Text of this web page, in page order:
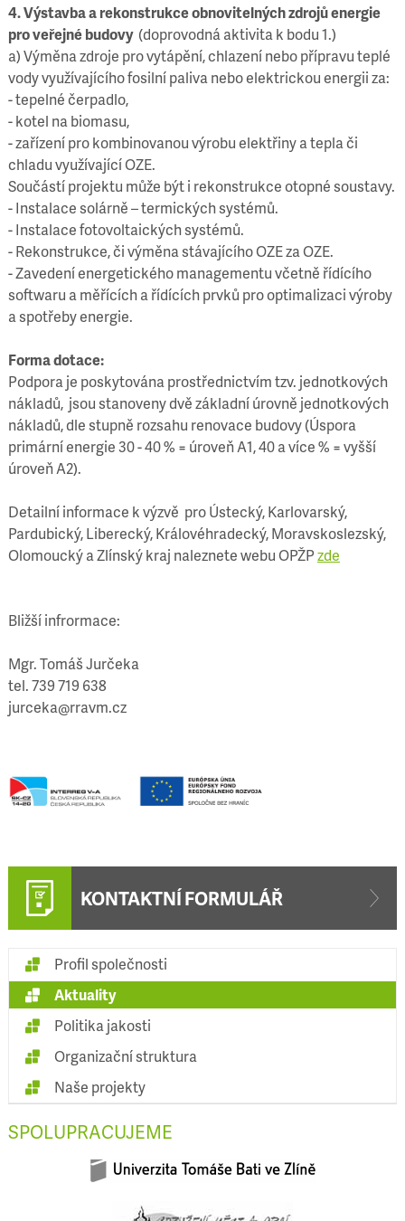
4. Výstavba a rekonstrukce obnovitelných zdrojů energie
pro veřejné budovy (doprovodná aktivita k bodu 1.)
a) Výměna zdroje pro vytápění, chlazení nebo přípravu teplé
vody využívajícího fosilní paliva nebo elektrickou energii za:
- tepelné čerpadlo,
- kotel na biomasu,
- zařízení pro kombinovanou výrobu elektřiny a tepla či
chladu využívající OZE.
Součástí projektu může být i rekonstrukce otopné soustavy.
- Instalace solárně – termických systémů.
- Instalace fotovoltaických systémů.
- Rekonstrukce, či výměna stávajícího OZE za OZE.
- Zavedení energetického managementu včetně řídícího
softwaru a měřících a řídících prvků pro optimalizaci výroby
a spotřeby energie.
Forma dotace:
Podpora je poskytována prostřednictvím tzv. jednotkových
nákladů, jsou stanoveny dvě základní úrovně jednotkových
nákladů, dle stupně rozsahu renovace budovy (Úspora
primární energie 30 - 40 % = úroveň A1, 40 a více % = vyšší
úroveň A2).
Detailní informace k výzvě pro Ústecký, Karlovarský,
Pardubický, Liberecký, Královéhradecký, Moravskoslezský,
Olomoucký a Zlínský kraj naleznete webu OPŽPzde
Bližší infrormace:
Mgr. Tomáš Jurčeka
tel. 739 719 638
jurceka@rravm.cz
KONTAKTNÍ FORMULÁŘ
Profil společnosti
Aktuality
Politika jakosti
Organizační struktura
Naše projekty
SPOLUPRACUJEME